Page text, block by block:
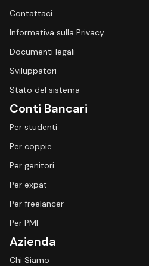
Contattaci
Informativa sulla Privacy
Documenti legali
Sviluppatori
Stato del sistema
Conti Bancari
Per studenti
Per coppie
Per genitori
Per expat
Per freelancer
Per PMI
Azienda
Chi Siamo